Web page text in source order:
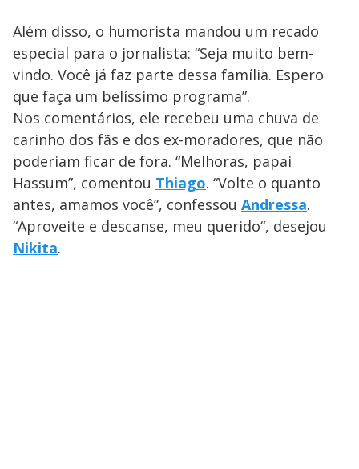
Além disso, o humorista mandou um recado
especial para o jornalista: “Seja muito bem-
vindo. Você já faz parte dessa família. Espero
que faça um belíssimo programa”.
Nos comentários, ele recebeu uma chuva de
carinho dos fãs e dos ex-moradores, que não
poderiam ficar de fora. “Melhoras, papai
Hassum”, comentou Thiago. “Volte o quanto
antes, amamos você”, confessou Andressa.
“Aproveite e descanse, meu querido“, desejou
Nikita.